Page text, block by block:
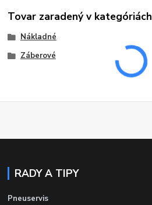
Tovar zaradený v kategóriách
Nákladné
Záberové
RADY A TIPY
Pneuservis